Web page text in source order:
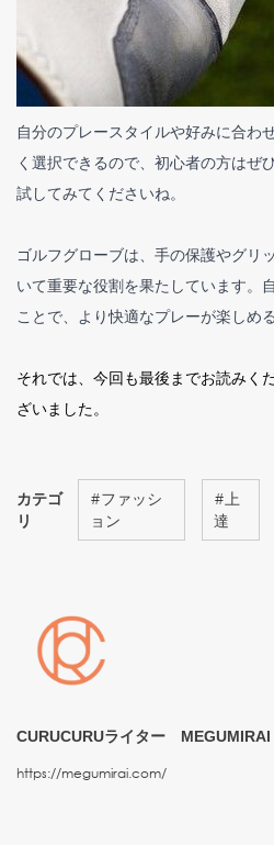
自分のプレースタイルや好みに合わ
く選択できるので、初心者の方はぜ
試してみてくださいね。
ゴルフグローブは、手の保護やグリ
いて重要な役割を果たしています。
ことで、より快適なプレーが楽しめ
それでは、今回も最後までお読みく
ざいました。
カテゴ
リ
#ファッシ
ョン
#上
達
CURUCURUライター MEGUMIRAI
https://megumirai.com/